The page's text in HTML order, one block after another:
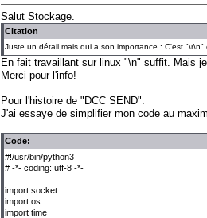
Salut Stockage.
Citation
Juste un détail mais qui a son importance : C'est "\r\n"
En fait travaillant sur linux "\n" suffit. Mais
Merci pour l'info!
Pour l'histoire de "DCC SEND".
J'ai essaye de simplifier mon code au
Code:
#!/usr/bin/python3
# -*- coding: utf-8 -*-
import socket
import os
import time